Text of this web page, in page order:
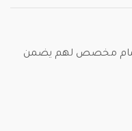
حمام مخصص لهم يضمن